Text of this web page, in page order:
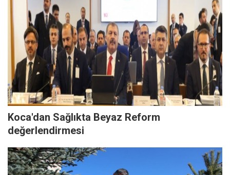
Koca'dan Sağlıkta Beyaz Reform
değerlendirmesi